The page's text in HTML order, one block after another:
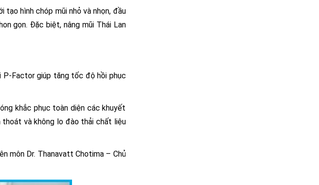
tạo hình chóp mũi nhỏ và nhọn, đầu
gọn. Đặc biệt, nâng mũi Thái Lan
P-Factor giúp tăng tốc độ hồi phục
khắc phục toàn diện các khuyết
thoát và không lo đào thải chất liệu
môn Dr. Thanavatt Chotima – Chủ